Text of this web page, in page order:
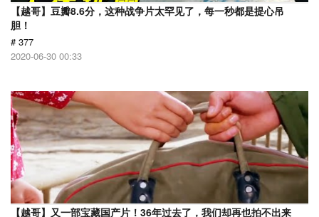
【越哥】豆瓣8.6分，这种战争片太罕见了，每一秒都是提心吊
胆！
# 377
2020-06-30 00:33
【越哥】又一部宝藏国产片！36年过去了，我们却再也拍不出来